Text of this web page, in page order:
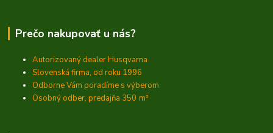
Prečo nakupovať u nás?
Autorizovaný dealer Husqvarna
Slovenská firma, od roku 1996
Odborne Vám poradíme s výberom
Osobný odber, predajňa 350 m²